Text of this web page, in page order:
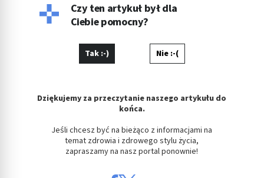
Czy ten artykuł był dla
Ciebie pomocny?
Tak :-) Nie :-(
Dziękujemy za przeczytanie naszego artykułu do
końca.
Jeśli chcesz być na bieżąco z informacjami na
temat zdrowia i zdrowego stylu życia,
zapraszamy na nasz portal ponownie!